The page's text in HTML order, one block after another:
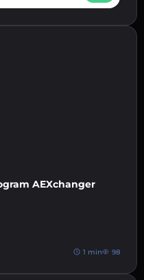
AEXchanger
1 min 98